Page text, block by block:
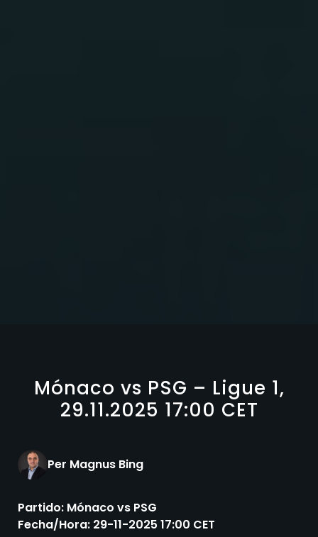
Mónaco vs PSG – Ligue 1,
29.11.2025 17:00 CET
Per Magnus Bing
Partido: Mónaco vs PSG
Fecha/Hora: 29-11-2025 17:00 CET